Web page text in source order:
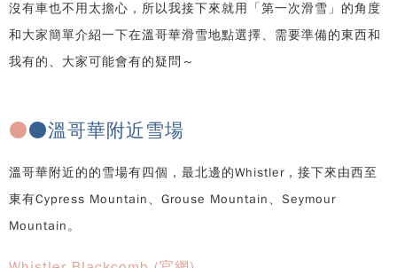
沒有車也不用太擔心，所以我接下來就用「第一次滑雪」的角度
和大家簡單介紹一下在溫哥華滑雪地點選擇、需要準備的東西和
我有的、大家可能會有的疑問～
●●溫哥華附近雪場
溫哥華附近的的雪場有四個，最北邊的Whistler，接下來由西至
東有Cypress Mountain、Grouse Mountain、Seymour
Mountain。